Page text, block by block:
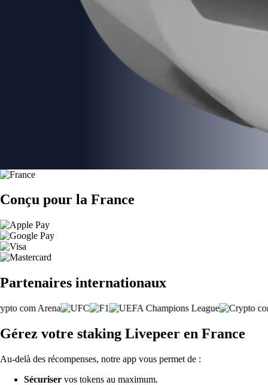
Conçu pour la France
Partenaires internationaux
Gérez votre staking Livepeer en France
Au-delà des récompenses, notre app vous permet de :
Sécuriser vos tokens au maximum.